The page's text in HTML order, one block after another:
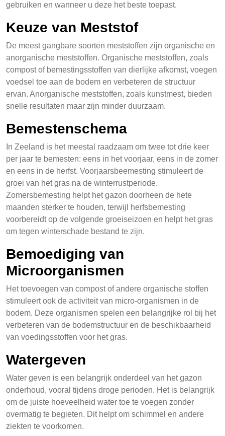
gebruiken en wanneer u deze het beste toepast.
Keuze van Meststof
De meest gangbare soorten meststoffen zijn organische en
anorganische meststoffen. Organische meststoffen, zoals
compost of bemestingsstoffen van dierlijke afkomst, voegen
voedsel toe aan de bodem en verbeteren de structuur
ervan. Anorganische meststoffen, zoals kunstmest, bieden
snelle resultaten maar zijn minder duurzaam.
Bemestenschema
In Zeeland is het meestal raadzaam om twee tot drie keer
per jaar te bemesten: eens in het voorjaar, eens in de zomer
en eens in de herfst. Voorjaarsbeemesting stimuleert de
groei van het gras na de winterrustperiode.
Zomersbemesting helpt het gazon doorheen de hete
maanden sterker te houden, terwijl herfsbemesting
voorbereidt op de volgende groeiseizoen en helpt het gras
om tegen winterschade bestand te zijn.
Bemoediging van
Microorganismen
Het toevoegen van compost of andere organische stoffen
stimuleert ook de activiteit van micro-organismen in de
bodem. Deze organismen spelen een belangrijke rol bij het
verbeteren van de bodemstructuur en de beschikbaarheid
van voedingsstoffen voor het gras.
Watergeven
Water geven is een belangrijk onderdeel van het gazon
onderhoud, vooral tijdens droge perioden. Het is belangrijk
om de juiste hoeveelheid water toe te voegen zonder
overmatig te begieten. Dit helpt om schimmel en andere
ziekten te voorkomen.